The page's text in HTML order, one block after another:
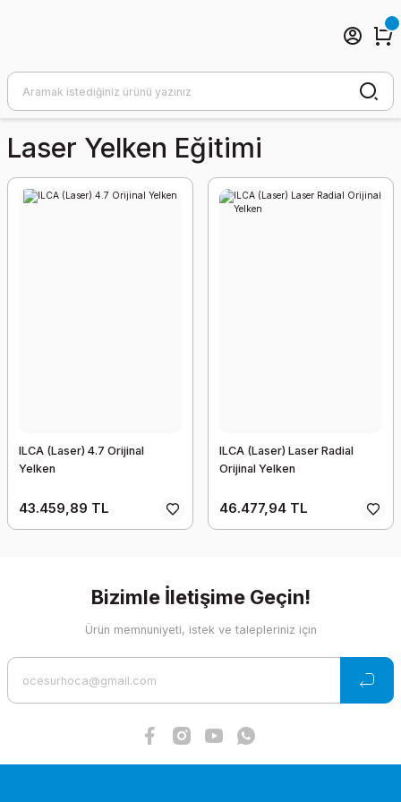
Laser Yelken Eğitimi
ILCA (Laser) 4.7 Orijinal
Yelken
43.459,89 TL
ILCA (Laser) Laser Radial
Orijinal Yelken
46.477,94 TL
Bizimle İletişime Geçin!
Ürün memnuniyeti, istek ve talepleriniz için